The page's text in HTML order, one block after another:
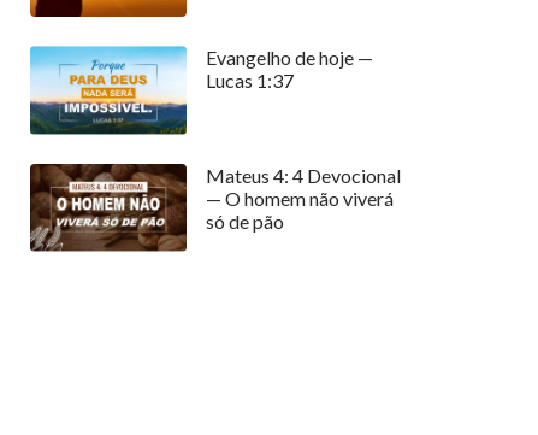
Evangelho de hoje —
Lucas 1:37
Mateus 4: 4 Devocional
— O homem não viverá
só de pão